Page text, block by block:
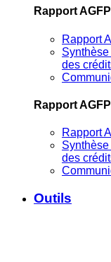
Rapport
Rapport
des
Rapport
Rapport
des
Outils